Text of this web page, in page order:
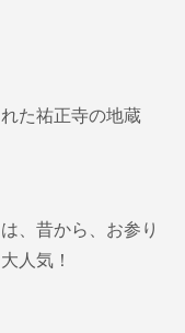
た祐正寺の地蔵
、昔から、お参り
人気！